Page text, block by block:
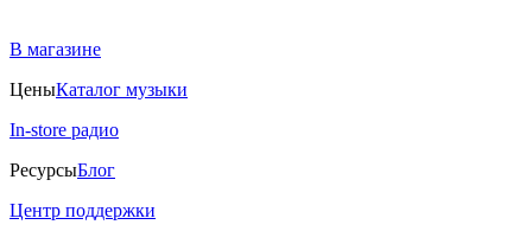
В магазине
ЦеныКаталог музыки
In-store радио
РесурсыБлог
Центр поддержки